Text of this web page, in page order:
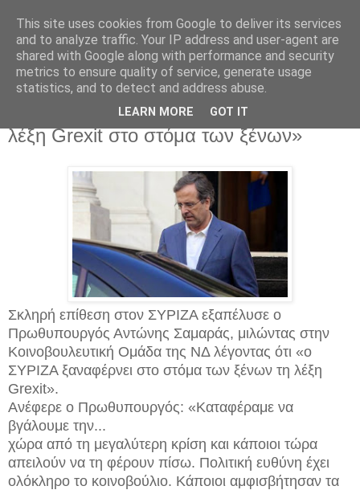
Πέμπτη 11 Δεκεμβρίου 2014
Σαμαράς: «Ο ΣΥΡΙΖΑ ξαναφέρνει τη
λέξη Grexit στο στόμα των ξένων»
Σκληρή επίθεση στον ΣΥΡΙΖΑ εξαπέλυσε ο
Πρωθυπουργός Αντώνης Σαμαράς, μιλώντας στην
Κοινοβουλευτική Ομάδα της ΝΔ λέγοντας ότι «ο
ΣΥΡΙΖΑ ξαναφέρνει στο στόμα των ξένων τη λέξη
Grexit».
Ανέφερε ο Πρωθυπουργός: «Καταφέραμε να
βγάλουμε την...
χώρα από τη μεγαλύτερη κρίση και κάποιοι τώρα
απειλούν να τη φέρουν πίσω. Πολιτική ευθύνη έχει
ολόκληρο το κοινοβούλιο. Κάποιοι αμφισβήτησαν τα
This site uses cookies from Google to deliver its services
and to analyze traffic. Your IP address and user-agent are
shared with Google along with performance and security
metrics to ensure quality of service, generate usage
statistics, and to detect and address abuse.
LEARN MORE GOT IT